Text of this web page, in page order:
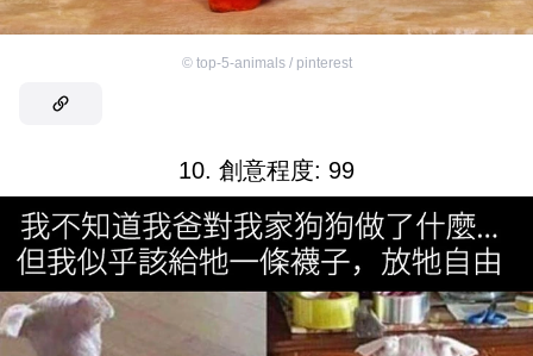
© top-5-animals / pinterest
10. 創意程度: 99